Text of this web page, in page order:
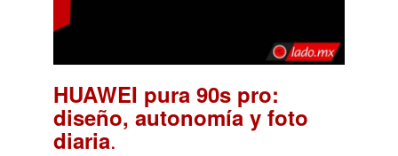
HUAWEI pura 90s pro:
diseño, autonomía y foto
diaria.